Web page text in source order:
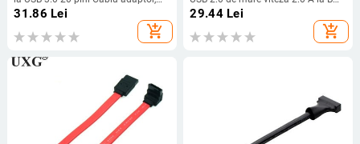
placa de baza USB 3.0 20 pini
Header la USB 2.0 9 pini Cablu
Bridge
31.86 Lei
add_shopping_cart
tată la tată 1,5 m 1 m Cablu negru
pentru scaner, fax, imprimantă
29.44Lei
add_shopping_cart